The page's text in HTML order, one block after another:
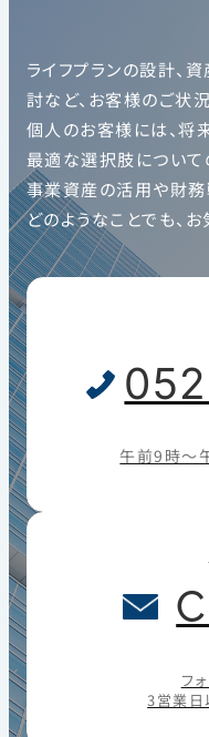
ライフプランの設計、
討など、お客様のご状
個人のお客様には、将
最適な選択肢について
事業資産の活用や財務
どのようなことでも、
午前9時〜
フ
3営業日